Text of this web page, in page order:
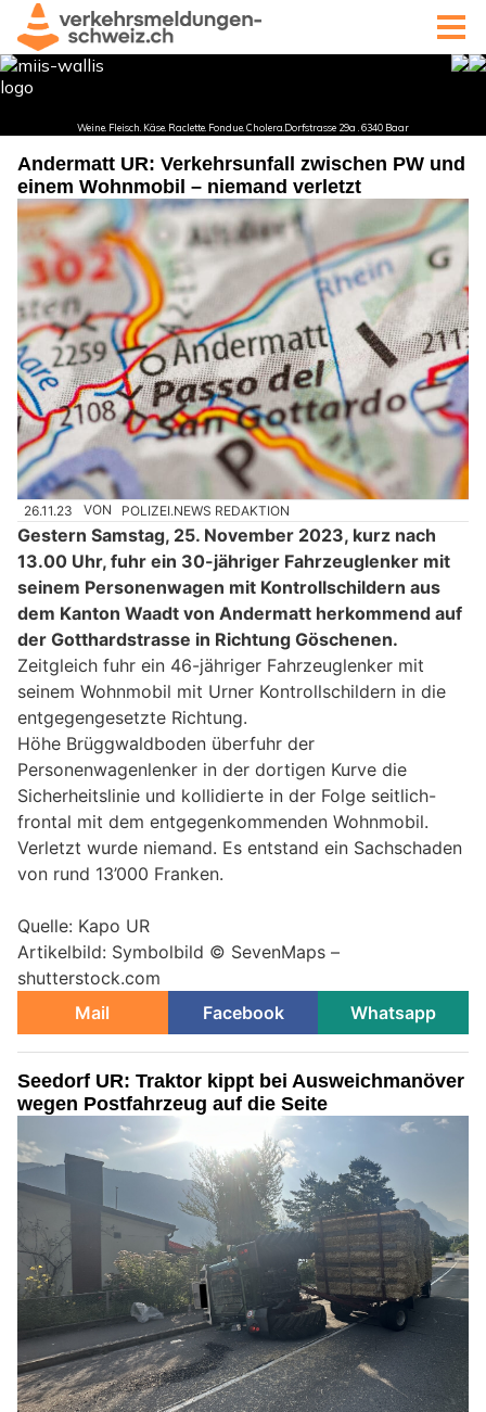
Andermatt UR: Verkehrsunfall zwischen PW und
einem Wohnmobil – niemand verletzt
26.11.23 VON POLIZEI.NEWS REDAKTION
Gestern Samstag, 25. November 2023, kurz nach
13.00 Uhr, fuhr ein 30-jähriger Fahrzeuglenker mit
seinem Personenwagen mit Kontrollschildern aus
dem Kanton Waadt von Andermatt herkommend auf
der Gotthardstrasse in Richtung Göschenen.
Zeitgleich fuhr ein 46-jähriger Fahrzeuglenker mit
seinem Wohnmobil mit Urner Kontrollschildern in die
entgegengesetzte Richtung.
Höhe Brüggwaldboden überfuhr der
Personenwagenlenker in der dortigen Kurve die
Sicherheitslinie und kollidierte in der Folge seitlich-
frontal mit dem entgegenkommenden Wohnmobil.
Verletzt wurde niemand. Es entstand ein Sachschaden
von rund 13’000 Franken.
Quelle: Kapo UR
Artikelbild: Symbolbild © SevenMaps –
shutterstock.com
Mail
Facebook Whatsapp
Seedorf UR: Traktor kippt bei Ausweichmanöver
wegen Postfahrzeug auf die Seite